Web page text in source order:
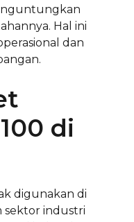
Hal ini
dan
di
digunakan di
sektor industri